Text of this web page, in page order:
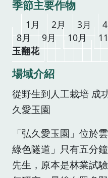
季節主要作物
1月 2月 3月
8月
9月 10月
玉翻花
場域介紹
從野生到人工栽培 成
久愛玉園
「弘久愛玉園」位於
綠色隧道」只有五分
先生，原本是林業試